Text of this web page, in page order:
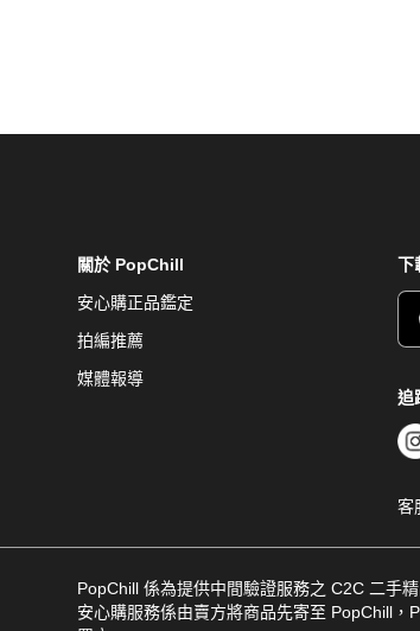
下
追
客
關於 PopChill
安心購正品鑑定
拍編推薦
媒體報導
PopChill 係為提供中間驗證服務之 C2C 二手精
安心購服務係由賣方將商品先寄至 PopChill